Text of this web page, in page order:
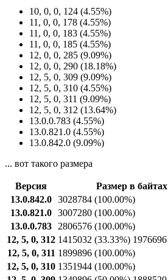
10, 0, 0, 124 (4.55%)
11, 0, 0, 178 (4.55%)
11, 0, 0, 183 (4.55%)
11, 0, 0, 185 (4.55%)
12, 0, 0, 285 (9.09%)
12, 0, 0, 290 (18.18%)
12, 5, 0, 309 (9.09%)
12, 5, 0, 310 (4.55%)
12, 5, 0, 311 (9.09%)
12, 5, 0, 312 (13.64%)
13.0.0.783 (4.55%)
13.0.821.0 (4.55%)
13.0.842.0 (9.09%)
... вот такого размера
Версия
Размер в байтах
13.0.842.0 3028784 (100.00%)
13.0.821.0 3007280 (100.00%)
13.0.0.783
2806576 (100.00%)
12, 5, 0, 312 1415032 (33.33%) 1976696
12, 5, 0, 311 1899896 (100.00%)
12, 5, 0, 310 1351944 (100.00%)